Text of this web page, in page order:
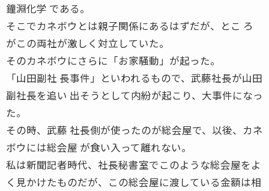
鐘淵化学 である。
そこでカネボウとは親子関係にあるはずだが、とこ ろ
がこの両社が激しく対立していた。
そのカネボウにさらに「お家騒動」が起った。
「山田副社 長事件」といわれるもので、武藤社長が山田
副社長を追い 出そうとして内紛が起こり、大事件になっ
た。
その時、武藤 社長側が使ったのが総会屋で、以後、カネ
ボウには総会屋 が食い入って離れない。
私は新聞記者時代、社長秘書室でこのような総会屋をよ
く見かけたものだが、この総会屋に渡している金額は相